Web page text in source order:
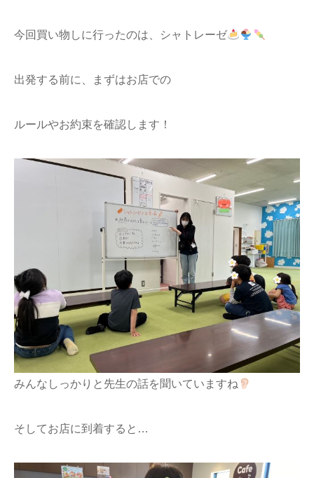
今回買い物しに行ったのは、シャトレーゼ
出発する前に、まずはお店での
ルールやお約束を確認します！
みんなしっかりと先生の話を聞いていますね
そしてお店に到着すると…